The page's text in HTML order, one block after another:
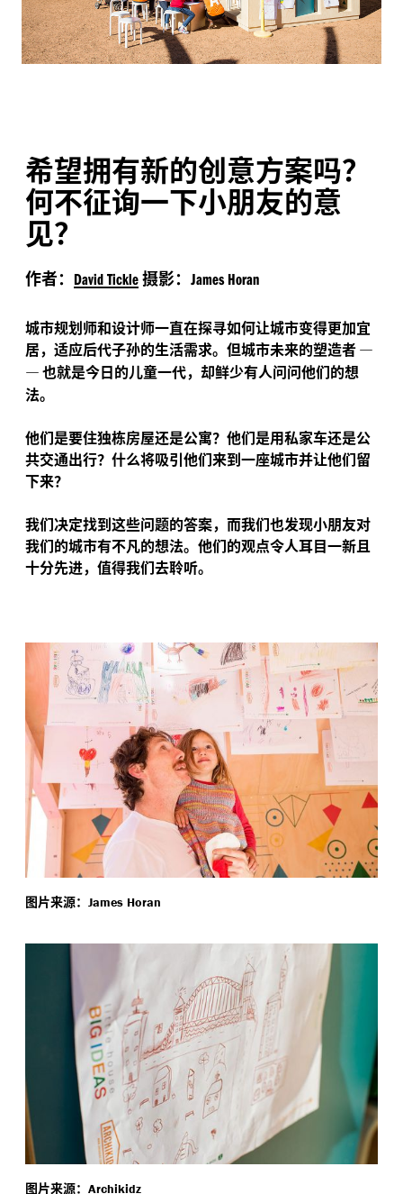
希望拥有新的创意方案吗？
何不征询一下小朋友的意
见？
作者： David Tickle摄影： James Horan
城市规划师和设计师一直在探寻如何让城市变得更加宜
居，适应后代子孙的生活需求。但城市未来的塑造者—
—也就是今日的儿童一代，却鲜少有人问问他们的想
法。
他们是要住独栋房屋还是公寓？他们是用私家车还是公
共交通出行？什么将吸引他们来到一座城市并让他们留
下来？
我们决定找到这些问题的答案，而我们也发现小朋友对
我们的城市有不凡的想法。他们的观点令人耳目一新且
十分先进，值得我们去聆听。
图片来源： James Horan
图片来源： Archikidz